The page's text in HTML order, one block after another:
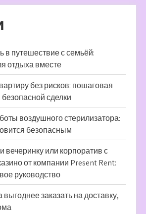
в путешествие с семьёй:
отдыха вместе
без рисков: пошаговая
сделки
воздушного стерилизатора:
безопасным
вечеринку или корпоратив с
от компании Present Rent:
руководство
заказать на доставку,